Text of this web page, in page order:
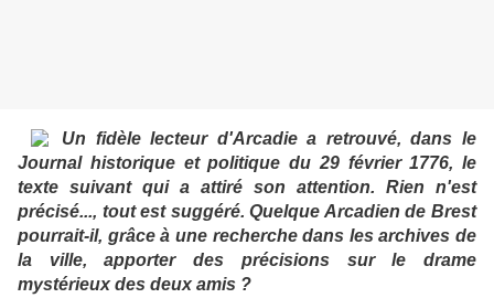
Un fidèle lecteur d'Arcadie a retrouvé, dans le
Journal historique et politique du 29 février 1776, le
texte suivant qui a attiré son attention. Rien n'est
précisé..., tout est suggéré. Quelque Arcadien de Brest
pourrait-il, grâce à une recherche dans les archives de
la ville, apporter des précisions sur le drame
mystérieux des deux amis ?